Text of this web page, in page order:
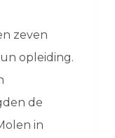
zeven
opleiding.
de
in